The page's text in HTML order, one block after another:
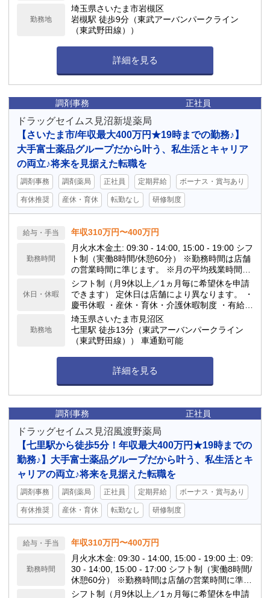
暇(勤務6ヶ月後10日付与) ★年間休日117日
勤務地
埼玉県さいたま市岩槻区
岩槻駅 徒歩9分（東武アーバンパークライン
（東武野田線））
詳細を見る
調剤事務 正社員
ドラッグセイムス見沼新堤薬局
【さいたま市/年収最大400万円★19時までの勤務♪】
大手富士薬品グループだから叶う、私生活とキャリア
の両立♪将来を見据えた転職を
調剤事務 調剤薬局 正社員 定期昇給 ボーナス・賞与あり
有休推奨 産休・育休 転勤なし 研修制度
給与・手当 年収310万円〜400万円
勤務時間
月火水木金土: 09:30 - 14:00, 15:00 - 19:00 シフ
ト制（実働8時間/休憩60分） ※勤務時間は店舗
の営業時間に準じます。 ※月の平均残業時間は
10h程度です。 当ドラッグストアは閉局時間が
早いのが特徴で、18:00や19:00の閉局が多いで
す。
休日・休暇
シフト制（月9休以上／1ヵ月毎に希望休を申請
できます） 定休日は店舗により異なります。 ・
慶弔休暇 ・産休・育休・介護休暇制度 ・有給休
暇(勤務6ヶ月後10日付与) ★年間休日117日
勤務地
埼玉県さいたま市見沼区
七里駅 徒歩13分（東武アーバンパークライン
（東武野田線）） 車通勤可能
詳細を見る
調剤事務 正社員
ドラッグセイムス見沼風渡野薬局
【七里駅から徒歩5分！年収最大400万円★19時までの
勤務♪】大手富士薬品グループだから叶う、私生活とキ
ャリアの両立♪将来を見据えた転職を
調剤事務 調剤薬局 正社員 定期昇給 ボーナス・賞与あり
有休推奨 産休・育休 転勤なし 研修制度
給与・手当 年収310万円〜400万円
勤務時間
月火水木金: 09:30 - 14:00, 15:00 - 19:00 土: 09:
30 - 14:00, 15:00 - 17:00 シフト制（実働8時間/
休憩60分） ※勤務時間は店舗の営業時間に準じ
ます。 ※月の平均残業時間は10h程度です。 当
シフト制（月9休以上／1ヵ月毎に希望休を申請